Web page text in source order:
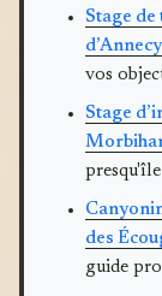
Stage
d’Annecy
vos
Stage
des
guide